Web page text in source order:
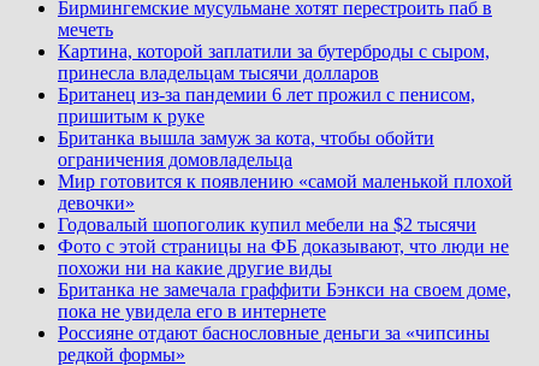
Бирмингемские мусульмане хотят перестроить паб в
мечеть
Картина, которой заплатили за бутерброды с сыром,
принесла владельцам тысячи долларов
Британец из-за пандемии 6 лет прожил с пенисом,
пришитым к руке
Британка вышла замуж за кота, чтобы обойти
ограничения домовладельца
Мир готовится к появлению «самой маленькой плохой
девочки»
Годовалый шопоголик купил мебели на $2 тысячи
Фото с этой страницы на ФБ доказывают, что люди не
похожи ни на какие другие виды
Британка не замечала граффити Бэнкси на своем доме,
пока не увидела его в интернете
Россияне отдают баснословные деньги за «чипсины
редкой формы»